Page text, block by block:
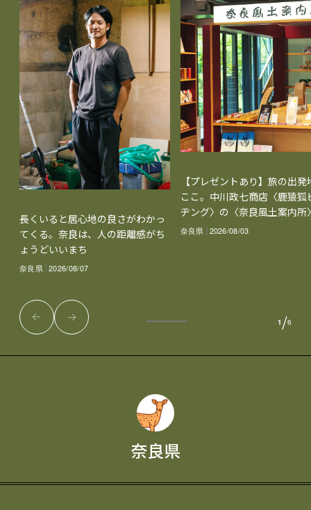
奈良県
長くいると居心地の良さがわかっ
てくる。奈良は、人の距離感がち
ょうどいいまち
奈良県 2026/08/07
【プレゼントあり】旅の出発
ここ。中川政七商店〈鹿猿狐
ヂング〉の〈奈良風土案内所
奈良県 2026/08/03
1 /6